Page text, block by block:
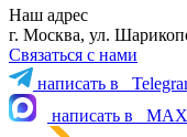
Наш адрес
г. Москва, ул.
Связаться с нами
написать в
написать в
MAX